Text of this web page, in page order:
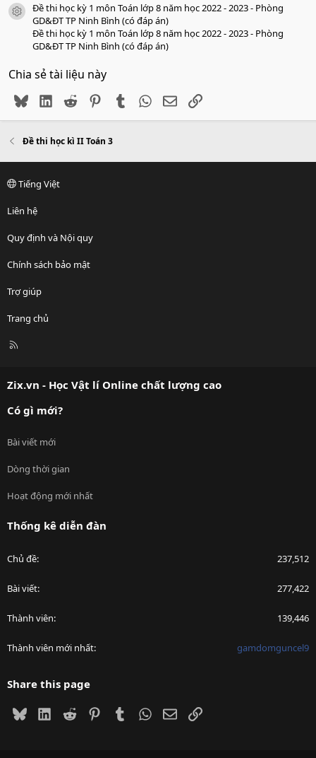
icon tài liệu
Đề thi học kỳ 1 môn Toán lớp 8 năm học 2022 - 2023 - Phòng
GD&ĐT TP Ninh Bình (có đáp án)
Đề thi học kỳ 1 môn Toán lớp 8 năm học 2022 - 2023 - Phòng
GD&ĐT TP Ninh Bình (có đáp án)
Chia sẻ tài liệu này
BlueskyLinkedIn
Reddit PinterestTumblr WhatsApp
EmailLink
Đề thi học kì II Toán 3
Tiếng Việt
Liên hệ
Quy định và Nội quy
Chính sách bảo mật
Trợ giúp
Trang chủ
R
Zix.vn - Học Vật lí Online chất lượng cao
Có gì mới?
Bài viết mới
Dòng thời gian
Hoạt động mới nhất
Thống kê diễn đàn
Chủ đề 237,512
Bài viết 277,422
Thành viên 139,446
Thành viên mới nhất gamdomguncel9
Share this page
BlueskyLinkedIn
Reddit PinterestTumblrWhatsApp
EmailLink